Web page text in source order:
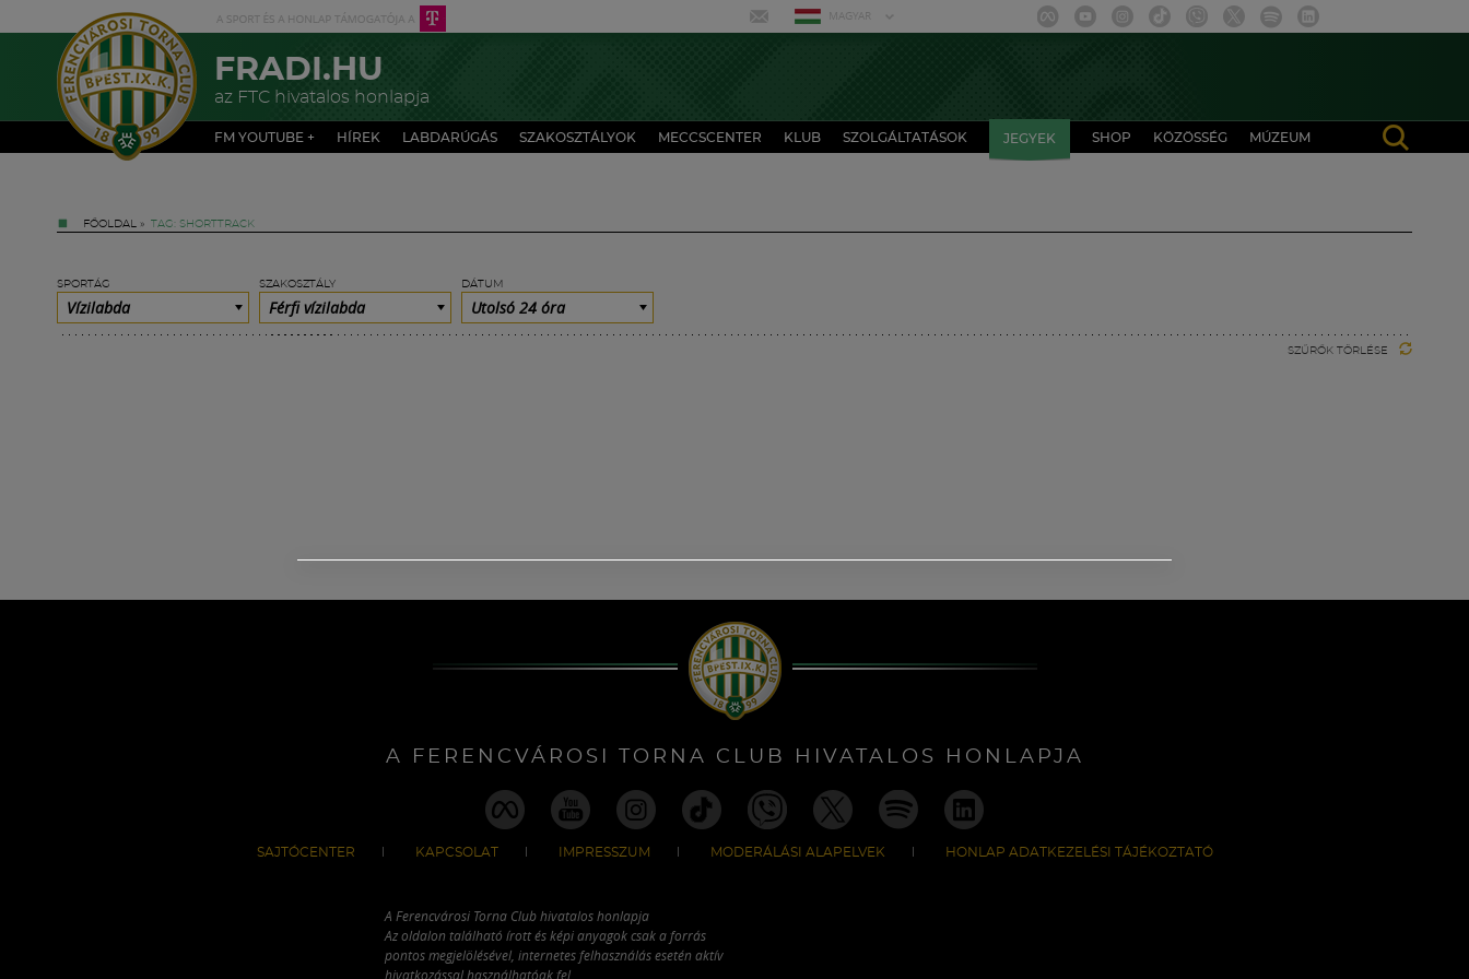
MAGYAR
FRADI.HU
az FTC hivatalos honlapja
FM YOUTUBE + HÍREK LABDARÚGÁS SZAKOSZTÁLYOK MECCSCENTER KLUB SZOLGÁLTATÁSOK JEGYEK SHOP KÖZÖSSÉG MÚZEUM
FŐOLDAL » TAG: SHORTTRACK
SPORTÁG
Vízilabda
SZAKOSZTÁLY
Férfi vízilabda
DÁTUM
Utolsó 24 óra
SZŰRŐK TÖRLÉSE
A FERENCVÁROSI TORNA CLUB HIVATALOS HONLAPJA
SAJTÓCENTER KAPCSOLAT IMPRESSZUM MODERÁLÁSI ALAPELVEK HONLAP ADATKEZELÉSI TÁJÉKOZTATÓ
A Ferencvárosi Torna Club hivatalos honlapja
Az oldalon található írott és képi anyagok csak a forrás
pontos megjelölésével, internetes felhasználás esetén aktív
hivatkozással használhatóak fel.